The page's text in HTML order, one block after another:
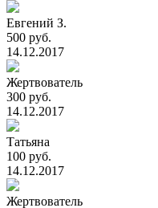
Евгений З.
500 руб.
14.12.2017
Жертвователь
300 руб.
14.12.2017
Татьяна
100 руб.
14.12.2017
Жертвователь